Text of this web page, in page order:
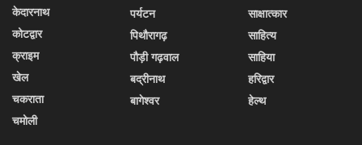
केदारनाथ
कोटद्वार
क्राइम
खेल
चकराता
चमोली
पर्यटन
पिथौरागढ़
पौड़ी गढ़वाल
बद्रीनाथ
बागेश्वर
साक्षात्कार
साहित्य
साहिया
हरिद्वार
हेल्थ